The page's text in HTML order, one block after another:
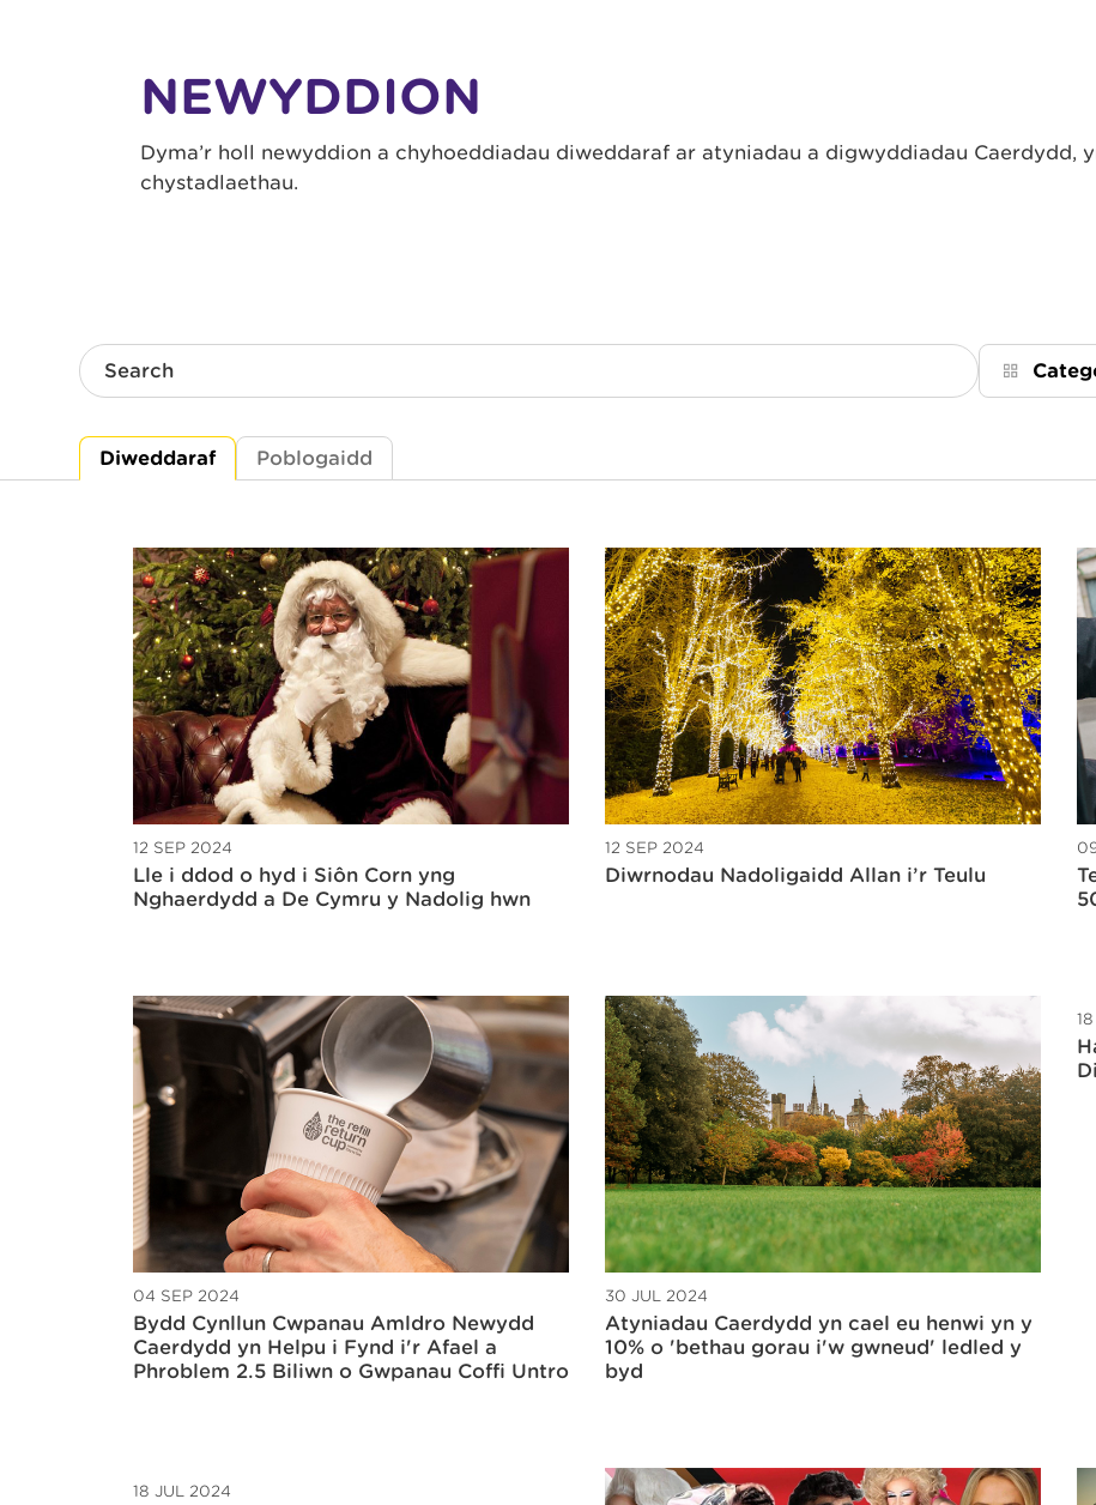
NEWYDDION
Dyma’r holl newyddion a chyhoeddiadau diweddaraf ar atyniadau a digwyddiadau Caerdydd,
chystadlaethau.
Search
Diweddaraf Poblogaidd
12 SEP 2024
Lle i ddod o hyd i Siôn Corn yng
Nghaerdydd a De Cymru y Nadolig hwn
12 SEP 2024
Diwrnodau Nadoligaidd Allan i’r Teulu
04 SEP 2024
Bydd Cynllun Cwpanau Amldro Newydd
Caerdydd yn Helpu i Fynd i'r Afael a
Phroblem 2.5 Biliwn o Gwpanau Coffi Untro
30 JUL 2024
Atyniadau Caerdydd yn cael eu henwi yn y
10% o 'bethau gorau i'w gwneud' ledled y
byd
18 JUL 2024